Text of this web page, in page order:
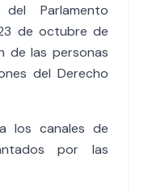
Parlamento
de octubre de
de las personas
del Derecho
los canales de
por las